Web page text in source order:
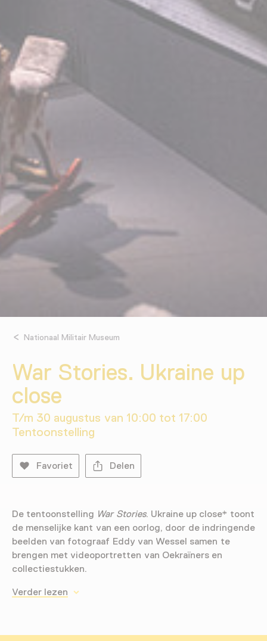
Nationaal Militair Museum
War Stories. Ukraine up
close
T/m 30 augustus van 10:00 tot 17:00
Tentoonstelling
Favoriet Delen
De tentoonstelling War Stories. Ukraine up close* toont
de menselijke kant van een oorlog, door de indringende
beelden van fotograaf Eddy van Wessel samen te
brengen met videoportretten van Oekraïners en
collectiestukken.
Verder lezen